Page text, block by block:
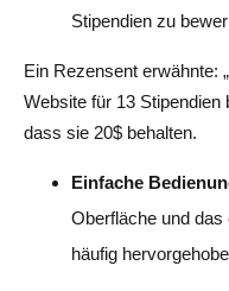
Stipendien zu
Ein Rezensent erwähnte:
Website für 13 Stipendien
dass sie 20$ behalten.
Einfache
Oberfläche und
häufig